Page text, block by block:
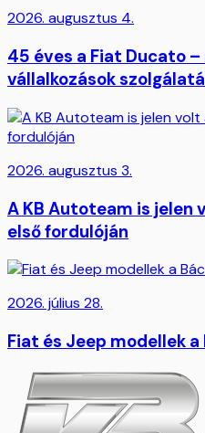
2026. augusztus 4.
45 éves a Fiat Ducato
vállalkozások
2026. augusztus 3.
A KB Autoteam is jelen
első fordulóján
2026. július 28.
Fiat és Jeep modellek